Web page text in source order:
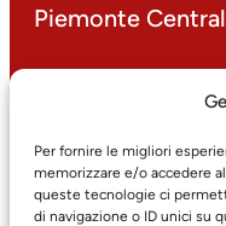
Per fornire le migliori
memorizzare e/o accedere
queste tecnologie ci
di navigazione o ID unici su
Piemonte
corso Dante 14 –
tel: 011/31.30.1
fax: 011/31.30.425
email: